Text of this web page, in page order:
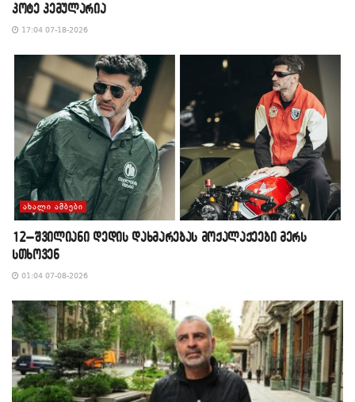
კოტე კემულარია
17:04 07-18-2026
ᲐᲮᲐᲚᲘ ᲐᲛᲑᲔᲑᲘ
12–შვილიანი დედის დახმარებას მოქალაქეები მერს
სთხოვენ
01:04 07-08-2026